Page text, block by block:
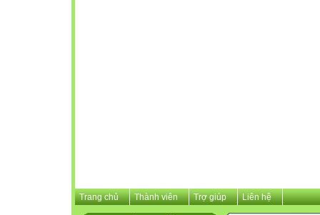
Trang chủ Thành viên Trợ giúp Liên hệ